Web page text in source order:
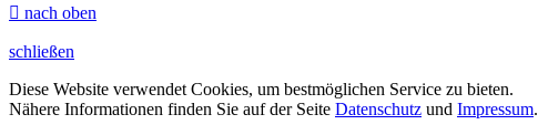
 nach oben
schließen
Diese Website verwendet Cookies, um bestmöglichen Service zu bieten.
Nähere Informationen finden Sie auf der Seite Datenschutz und Impressum.